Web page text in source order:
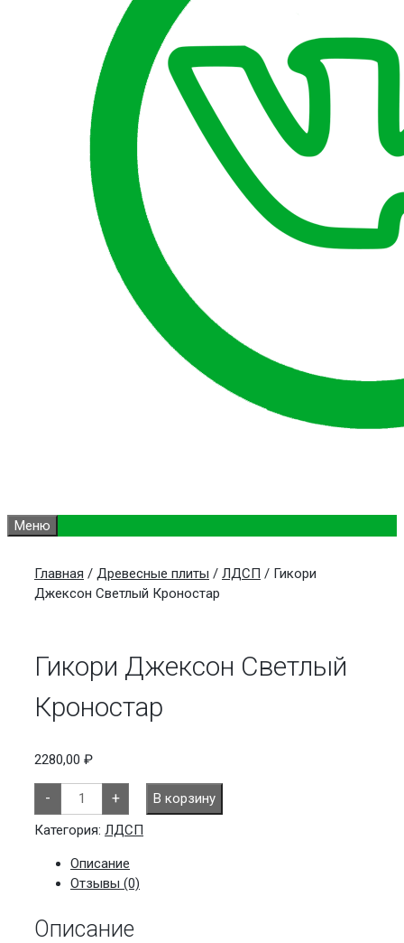
Меню
Главная / Древесные плиты / ЛДСП / Гикори
Джексон Светлый Кроностар
Гикори Джексон Светлый
Кроностар
2280,00 ₽
-
Количество
товара
Гикори
Джексон
Светлый
Кроностар
+
В корзину
Категория: ЛДСП
Описание
Отзывы (0)
Описание